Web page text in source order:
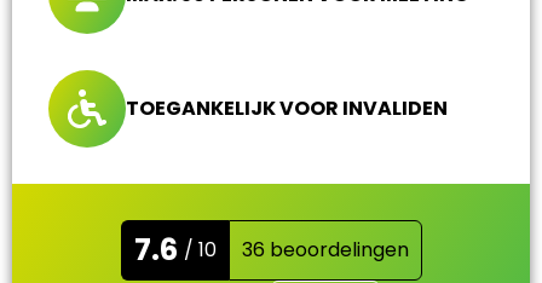
TOEGANKELIJK VOOR INVALIDEN
7.6 / 10 36 beoordelingen